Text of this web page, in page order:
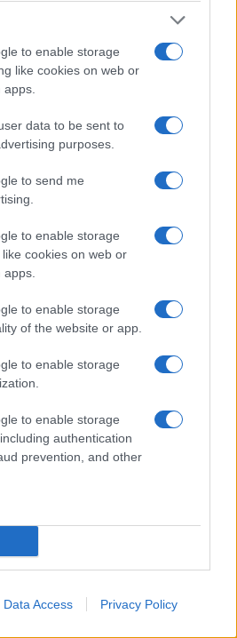
to enable storage
like cookies on web or
data to be sent to
purposes.
to send me
to enable storage
cookies on web or
to enable storage
of the website or app.
to enable storage
to enable storage
authentication
prevention, and other
Data Access Privacy Policy
δράση του UEFA Champions
το MEGA θα μεταδώσει τη
Ολυμπιακός – Ρεάλ Μαδρίτης, για
Phase του UEFA Champions
ΑΝΑΚΟΙΝΩΣΕΙΣ , ΤΗΛΕΟΡΑΣΗ
UEFA CHAMPIONS LEAGUE
League: Τα ματς
Αϊντχόφεν,
Μονάχου έρχονται